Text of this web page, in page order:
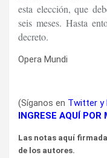
esta elección, que
seis meses. Hasta
decreto.
Opera Mundi
(Síganos en Twitter y
INGRESE AQUÍ
Las notas aquí
de los autores.